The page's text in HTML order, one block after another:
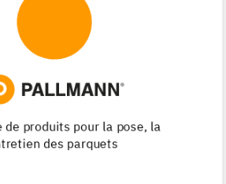
Revêtements de sol design en résine